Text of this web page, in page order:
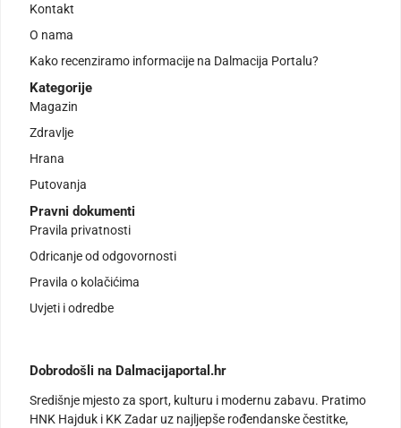
Kontakt
O nama
Kako recenziramo informacije na Dalmacija Portalu?
Kategorije
Magazin
Zdravlje
Hrana
Putovanja
Pravni dokumenti
Pravila privatnosti
Odricanje od odgovornosti
Pravila o kolačićima
Uvjeti i odredbe
Dobrodošli na Dalmacijaportal.hr
Središnje mjesto za sport, kulturu i modernu zabavu. Pratimo
HNK Hajduk i KK Zadar uz najljepše rođendanske čestitke,